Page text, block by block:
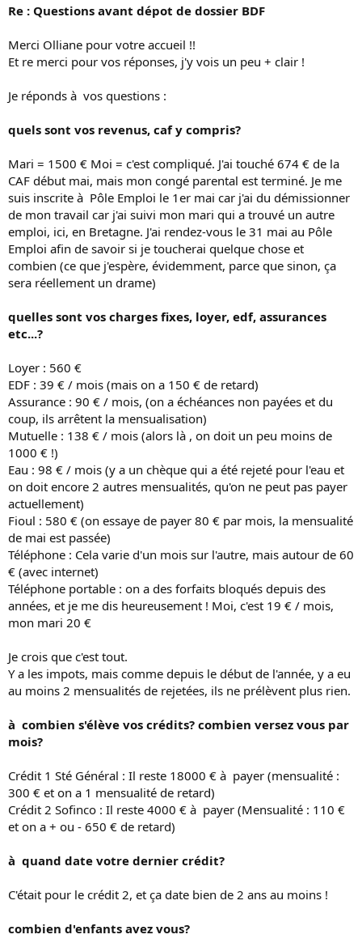
Re : Questions avant dépot de dossier BDF
Merci Olliane pour votre accueil !!
Et re merci pour vos réponses, j'y vois un peu + clair !
Je réponds à vos questions :
quels sont vos revenus, caf y compris?
Mari = 1500 € Moi = c'est compliqué. J'ai touché 674 € de la
CAF début mai, mais mon congé parental est terminé. Je me
suis inscrite à Pôle Emploi le 1er mai car j'ai du démissionner
de mon travail car j'ai suivi mon mari qui a trouvé un autre
emploi, ici, en Bretagne. J'ai rendez-vous le 31 mai au Pôle
Emploi afin de savoir si je toucherai quelque chose et
combien (ce que j'espère, évidemment, parce que sinon, ça
sera réellement un drame)
quelles sont vos charges fixes, loyer, edf, assurances
etc...?
Loyer : 560 €
EDF : 39 € / mois (mais on a 150 € de retard)
Assurance : 90 € / mois, (on a échéances non payées et du
coup, ils arrêtent la mensualisation)
Mutuelle : 138 € / mois (alors là , on doit un peu moins de
1000 € !)
Eau : 98 € / mois (y a un chèque qui a été rejeté pour l'eau et
on doit encore 2 autres mensualités, qu'on ne peut pas payer
actuellement)
Fioul : 580 € (on essaye de payer 80 € par mois, la mensualité
de mai est passée)
Téléphone : Cela varie d'un mois sur l'autre, mais autour de 60
€ (avec internet)
Téléphone portable : on a des forfaits bloqués depuis des
années, et je me dis heureusement ! Moi, c'est 19 € / mois,
mon mari 20 €
Je crois que c'est tout.
Y a les impots, mais comme depuis le début de l'année, y a eu
au moins 2 mensualités de rejetées, ils ne prélèvent plus rien.
à combien s'élève vos crédits? combien versez vous par
mois?
Crédit 1 Sté Général : Il reste 18000 € à payer (mensualité :
300 € et on a 1 mensualité de retard)
Crédit 2 Sofinco : Il reste 4000 € à payer (Mensualité : 110 €
et on a + ou - 650 € de retard)
à quand date votre dernier crédit?
C'était pour le crédit 2, et ça date bien de 2 ans au moins !
combien d'enfants avez vous?